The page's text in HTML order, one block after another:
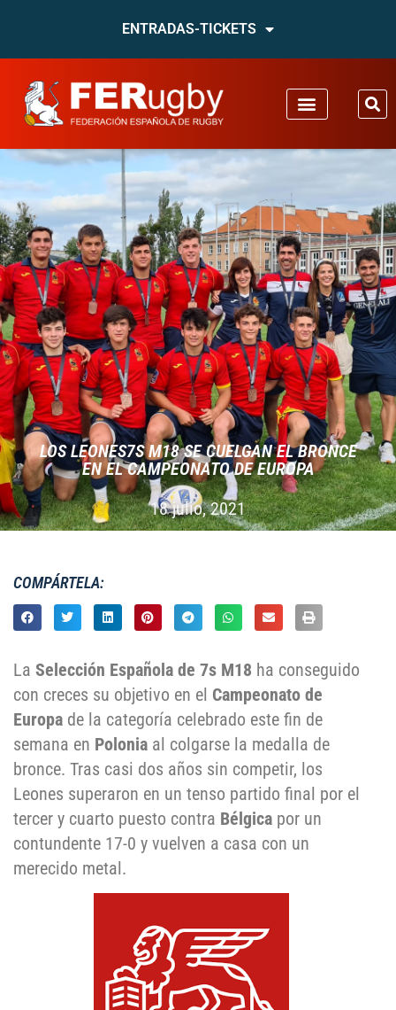
ENTRADAS-TICKETS
LOS LEONES7S M18 SE CUELGAN EL BRONCE
EN EL CAMPEONATO DE EUROPA
18 julio, 2021
COMPÁRTELA:
La Selección Española de 7s M18 ha conseguido
con creces su objetivo en el Campeonato de
Europa de la categoría celebrado este fin de
semana en Polonia al colgarse la medalla de
bronce. Tras casi dos años sin competir, los
Leones superaron en un tenso partido final por el
tercer y cuarto puesto contra Bélgica por un
contundente 17-0 y vuelven a casa con un
merecido metal.